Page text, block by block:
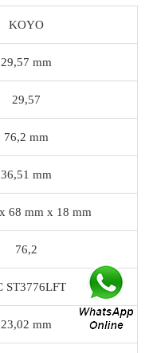
KOYO
29,57 mm
29,57
76,2 mm
36,51 mm
68 mm x 18 mm
76,2
ST3776LFT
23,02 mm